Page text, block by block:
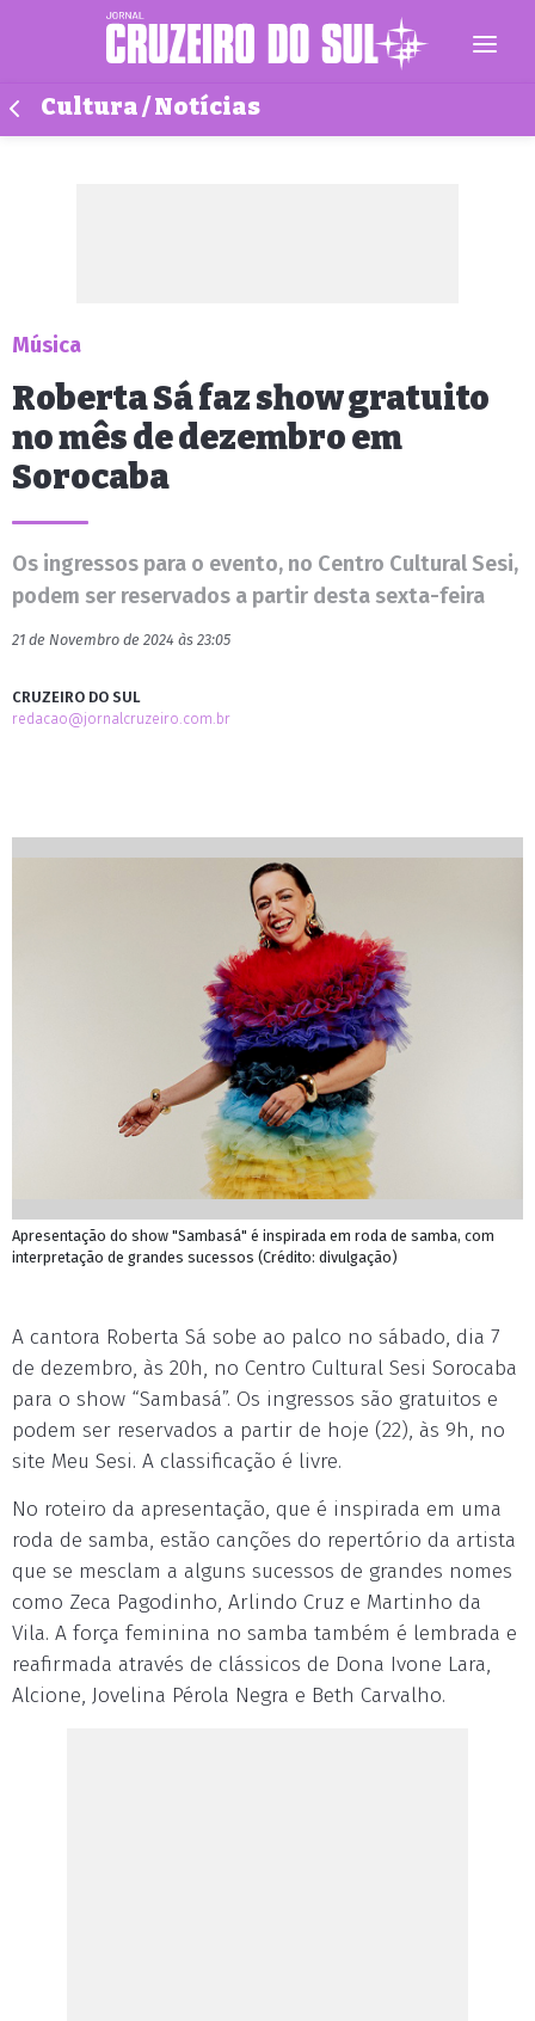
Cultura / Notícias
Música
Roberta Sá faz show gratuito
no mês de dezembro em
Sorocaba
Os ingressos para o evento, no Centro Cultural Sesi,
podem ser reservados a partir desta sexta-feira
21 de Novembro de 2024 às 23:05
CRUZEIRO DO SUL
redacao@jornalcruzeiro.com.br
Apresentação do show "Sambasá" é inspirada em roda de samba, com
interpretação de grandes sucessos (Crédito: divulgação)
A cantora Roberta Sá sobe ao palco no sábado, dia 7
de dezembro, às 20h, no Centro Cultural Sesi Sorocaba
para o show “Sambasá”. Os ingressos são gratuitos e
podem ser reservados a partir de hoje (22), às 9h, no
site Meu Sesi. A classificação é livre.
No roteiro da apresentação, que é inspirada em uma
roda de samba, estão canções do repertório da artista
que se mesclam a alguns sucessos de grandes nomes
como Zeca Pagodinho, Arlindo Cruz e Martinho da
Vila. A força feminina no samba também é lembrada e
reafirmada através de clássicos de Dona Ivone Lara,
Alcione, Jovelina Pérola Negra e Beth Carvalho.